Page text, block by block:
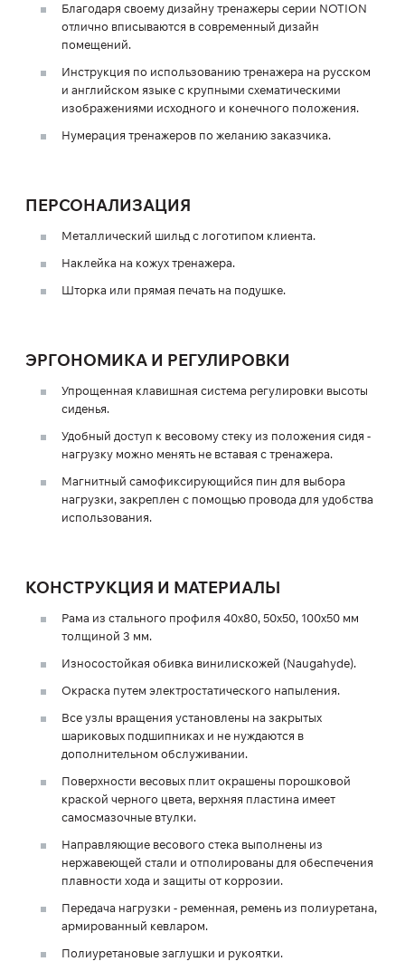
Благодаря своему дизайну тренажеры серии NOTION
отлично вписываются в современный дизайн
помещений.
Инструкция по использованию тренажера на русском
и английском языке с крупными схематическими
изображениями исходного и конечного положения.
Нумерация тренажеров по желанию заказчика.
ПЕРСОНАЛИЗАЦИЯ
Металлический шильд с логотипом клиента.
Наклейка на кожух тренажера.
Шторка или прямая печать на подушке.
ЭРГОНОМИКА И РЕГУЛИРОВКИ
Упрощенная клавишная система регулировки высоты
сиденья.
Удобный доступ к весовому стеку из положения сидя -
нагрузку можно менять не вставая с тренажера.
Магнитный самофиксирующийся пин для выбора
нагрузки, закреплен с помощью провода для удобства
использования.
КОНСТРУКЦИЯ И МАТЕРИАЛЫ
Рама из стального профиля 40х80, 50х50, 100х50 мм
толщиной 3 мм.
Износостойкая обивка винилискожей (Naugahyde).
Окраска путем электростатического напыления.
Все узлы вращения установлены на закрытых
шариковых подшипниках и не нуждаются в
дополнительном обслуживании.
Поверхности весовых плит окрашены порошковой
краской черного цвета, верхняя пластина имеет
самосмазочные втулки.
Направляющие весового стека выполнены из
нержавеющей стали и отполированы для обеспечения
плавности хода и защиты от коррозии.
Передача нагрузки - ременная, ремень из полиуретана,
армированный кевларом.
Полиуретановые заглушки и рукоятки.